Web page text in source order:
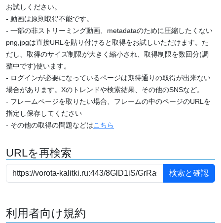
お試しください。
- 動画は原則取得不能です。
- 一部の非ストリーミング動画、metadataのために圧縮したくない
png,jpgは直接URLを貼り付けると取得をお試しいただけます。た
だし、取得のサイズ制限が大きく縮小され、取得制限を数回分(調
整中です)使います。
- ログインが必要になっているページは期待通りの取得が出来ない
場合があります。Xのトレンドや検索結果、その他のSNSなど。
- フレームページを取りたい場合、フレームの中のページのURLを
指定し保存してください
- その他の取得の問題などはこちら
URLを再検索
利用者向け規約